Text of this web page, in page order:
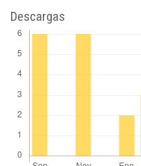
Descargas